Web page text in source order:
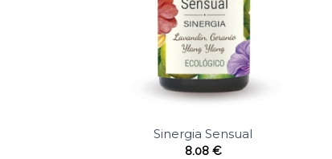
Sinergia Sensual
8.08 €